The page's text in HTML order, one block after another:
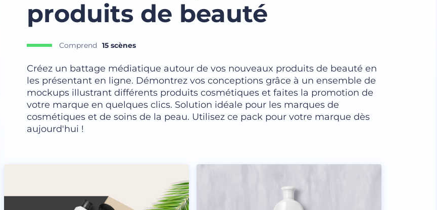
produits de beauté
Comprend 15 scènes
Créez un battage médiatique autour de vos nouveaux produits de beauté en
les présentant en ligne. Démontrez vos conceptions grâce à un ensemble de
mockups illustrant différents produits cosmétiques et faites la promotion de
votre marque en quelques clics. Solution idéale pour les marques de
cosmétiques et de soins de la peau. Utilisez ce pack pour votre marque dès
aujourd'hui !